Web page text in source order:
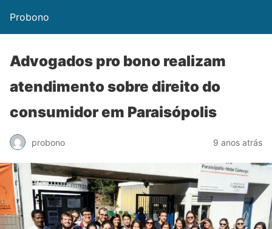
Probono
Advogados pro bono realizam
atendimento sobre direito do
consumidor em Paraisópolis
probono 9 anos atrás